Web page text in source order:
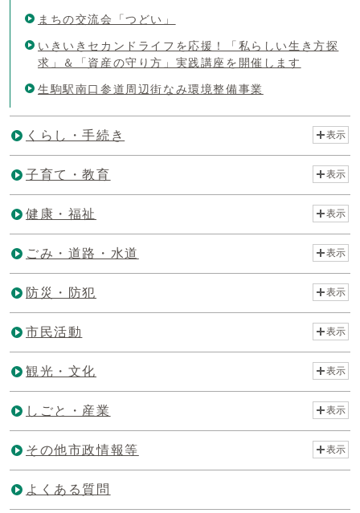
まちの交流会「つどい」
いきいきセカンドライフを応援！「私らしい生き方探
求」＆「資産の守り方」実践講座を開催します
生駒駅南口参道周辺街なみ環境整備事業
くらし・手続き 表示
子育て・教育 表示
健康・福祉 表示
ごみ・道路・水道 表示
防災・防犯 表示
市民活動 表示
観光・文化 表示
しごと・産業 表示
その他市政情報等 表示
よくある質問